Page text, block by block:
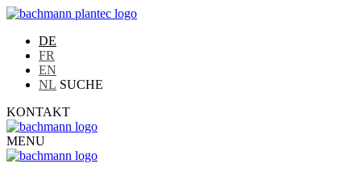
DE
FR
EN
NL SUCHE
KONTAKT
MENU